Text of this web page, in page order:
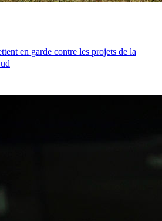
en garde contre les projets de la